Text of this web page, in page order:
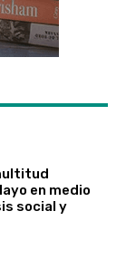
en medio
social y